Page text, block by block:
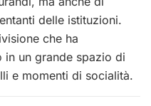
delle istituzioni.
che ha
un grande spazio di
e momenti di socialità.